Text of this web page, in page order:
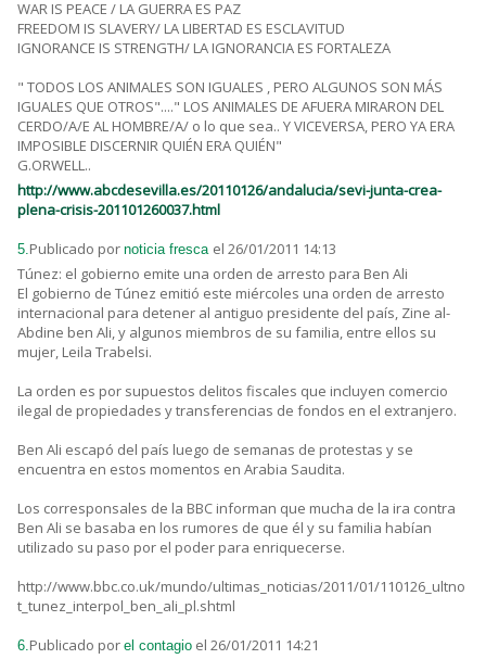
WAR IS PEACE / LA GUERRA ES PAZ
FREEDOM IS SLAVERY/ LA LIBERTAD ES ESCLAVITUD
IGNORANCE IS STRENGTH/ LA IGNORANCIA ES FORTALEZA
" TODOS LOS ANIMALES SON IGUALES , PERO ALGUNOS SON MÁS
IGUALES QUE OTROS"...." LOS ANIMALES DE AFUERA MIRARON DEL
CERDO/A/E AL HOMBRE/A/ o lo que sea.. Y VICEVERSA, PERO YA ERA
IMPOSIBLE DISCERNIR QUIÉN ERA QUIÉN"
G.ORWELL..
http://www.abcdesevilla.es/20110126/andalucia/sevi-junta-crea-
plena-crisis-201101260037.html
5.Publicado por noticia fresca el 26/01/2011 14:13
Túnez: el gobierno emite una orden de arresto para Ben Ali
El gobierno de Túnez emitió este miércoles una orden de arresto
internacional para detener al antiguo presidente del país, Zine al-
Abdine ben Ali, y algunos miembros de su familia, entre ellos su
mujer, Leila Trabelsi.
La orden es por supuestos delitos fiscales que incluyen comercio
ilegal de propiedades y transferencias de fondos en el extranjero.
Ben Ali escapó del país luego de semanas de protestas y se
encuentra en estos momentos en Arabia Saudita.
Los corresponsales de la BBC informan que mucha de la ira contra
Ben Ali se basaba en los rumores de que él y su familia habían
utilizado su paso por el poder para enriquecerse.
http://www.bbc.co.uk/mundo/ultimas_noticias/2011/01/110126_ultno
t_tunez_interpol_ben_ali_pl.shtml
6.Publicado por el contagio el 26/01/2011 14:21